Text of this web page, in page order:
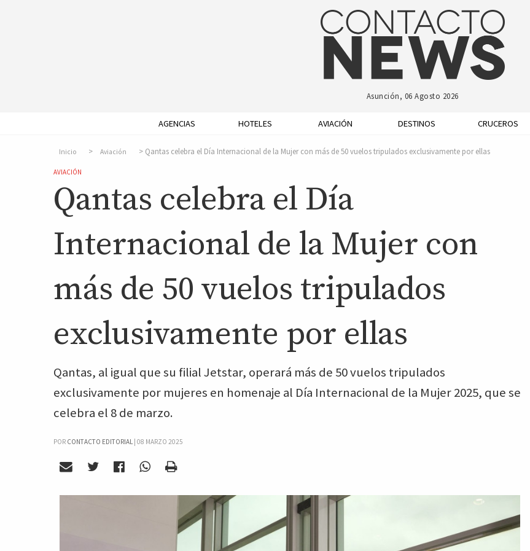
Asunción, 06 Agosto 2026
AGENCIAS HOTELES AVIACIÓN DESTINOS CRUCEROS
Inicio Aviación Qantas celebra el Día Internacional de la Mujer con más de 50 vuelos tripulados exclusivamente por ellas
AVIACIÓN
Qantas celebra el Día
Internacional de la Mujer con
más de 50 vuelos tripulados
exclusivamente por ellas
Qantas, al igual que su filial Jetstar, operará más de 50 vuelos tripulados
exclusivamente por mujeres en homenaje al Día Internacional de la Mujer 2025, que se
celebra el 8 de marzo.
POR CONTACTO EDITORIAL | 08 MARZO 2025